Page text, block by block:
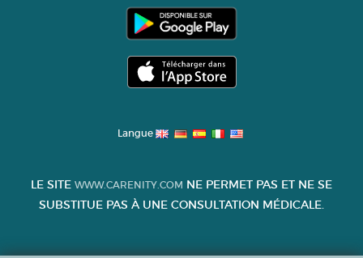
Langue
LE SITE WWW.CARENITY.COM NE PERMET PAS ET NE SE
SUBSTITUE PAS À UNE CONSULTATION MÉDICALE.